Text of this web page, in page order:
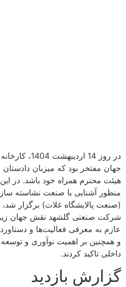
در روز 14
جهان مفتخر بود که میزبان
هیئت محترم همراه خود باشد. در این
منظور آشنایی با صنعت نشاسته
(صنعت پالایشگاه غلات) برگزار
شرکت صنعتی گلشهد نقش جهان
عازم به معرفی فعالیت‌ها و
و همچنین بر اهمیت نوآوری و توسعه
داخلی تاکید کردند.
گزارش بازدید